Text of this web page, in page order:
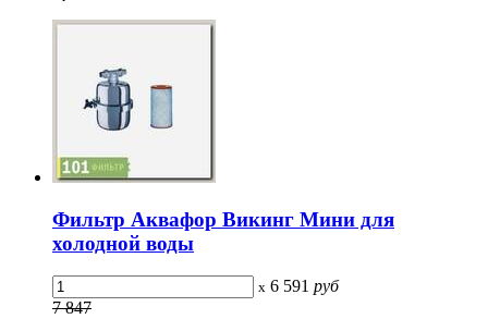
Фильтр Аквафор Викинг Мини для
холодной воды
x 6 591 руб
7 847